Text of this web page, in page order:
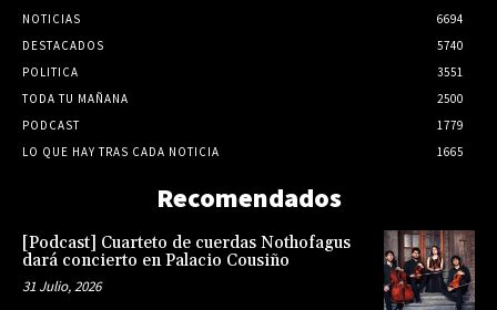
NOTICIAS
6694
DESTACADOS
5740
POLITICA
3551
TODA TU MAÑANA
2500
PODCAST
1779
LO QUE HAY TRAS CADA NOTICIA
1665
Recomendados
[Podcast] Cuarteto de cuerdas Nothofagus
dará concierto en Palacio Cousiño
31 Julio, 2026